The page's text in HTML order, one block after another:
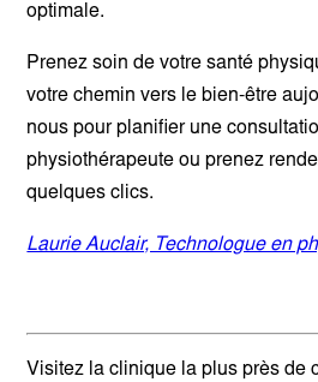
optimale.
Prenez soin de votre santé
votre chemin vers le bien-être
nous pour planifier une
physiothérapeute ou prenez
quelques clics.
Laurie Auclair, Technologue en
Visitez la clinique la plus près de